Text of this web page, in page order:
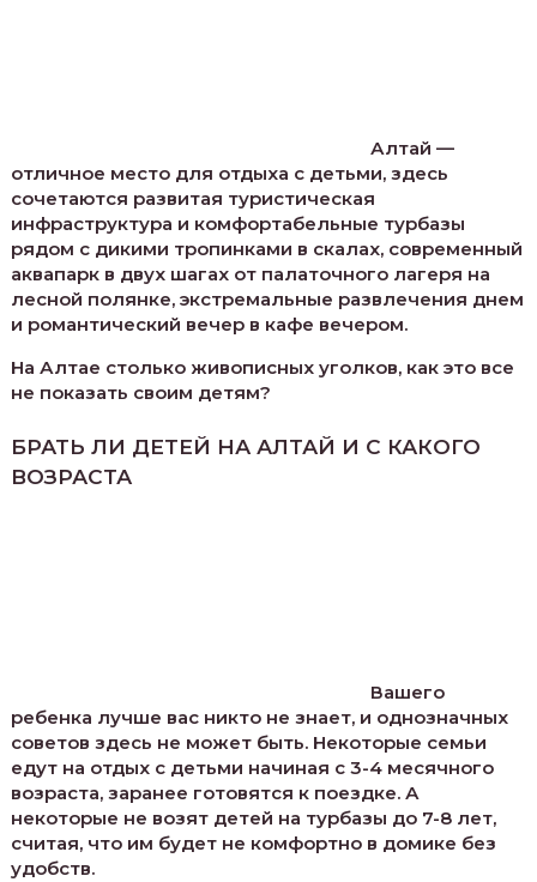
Алтай —
отличное место для отдыха с детьми, здесь
сочетаются развитая туристическая
инфраструктура и комфортабельные турбазы
рядом с дикими тропинками в скалах, современный
аквапарк в двух шагах от палаточного лагеря на
лесной полянке, экстремальные развлечения днем
и романтический вечер в кафе вечером.
На Алтае столько живописных уголков, как это все
не показать своим детям?
БРАТЬ ЛИ ДЕТЕЙ НА АЛТАЙ И С КАКОГО
ВОЗРАСТА
Вашего
ребенка лучше вас никто не знает, и однозначных
советов здесь не может быть. Некоторые семьи
едут на отдых с детьми начиная с 3-4 месячного
возраста, заранее готовятся к поездке. А
некоторые не возят детей на турбазы до 7-8 лет,
считая, что им будет не комфортно в домике без
удобств.